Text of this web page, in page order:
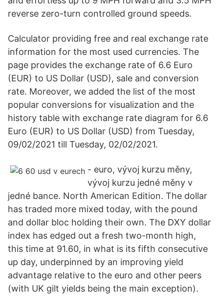
reverse zero-turn controlled ground speeds.
Calculator providing free and real exchange rate
information for the most used currencies. The
page provides the exchange rate of 6.6 Euro
(EUR) to US Dollar (USD), sale and conversion
rate. Moreover, we added the list of the most
popular conversions for visualization and the
history table with exchange rate diagram for 6.6
Euro (EUR) to US Dollar (USD) from Tuesday,
09/02/2021 till Tuesday, 02/02/2021.
- euro, vývoj kurzu měny,
vývoj kurzu jedné měny v
jedné bance. North American Edition. The dollar
has traded more mixed today, with the pound
and dollar bloc holding their own. The DXY dollar
index has edged out a fresh two-month high,
this time at 91.60, in what is its fifth consecutive
up day, underpinned by an improving yield
advantage relative to the euro and other peers
(with UK gilt yields being the main exception).